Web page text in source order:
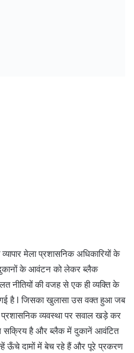
मेला प्रशासनिक अधिकारियों के
के आवंटन को लेकर ब्लैक
नीतियों की वजह से एक ही व्यक्ति के
है l जिसका खुलासा उस वक्त हुआ जब
व्यवस्था पर सवाल खड़े कर
सक्रिय है और ब्लैक में दुकानें आवंटित
ऊँचे दामों में बेच रहे हैं और पूरे प्रकरण